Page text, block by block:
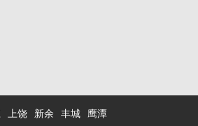
上饶 新余 丰城 鹰潭